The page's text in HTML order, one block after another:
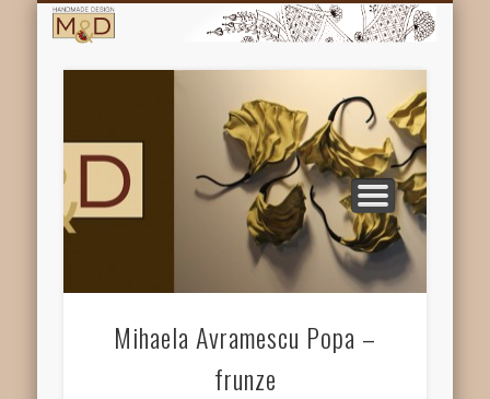
PRIMA PAGINA
DESPRE NOI
GALERIE
CONTACT
Mihaela Avramescu Popa –
frunze